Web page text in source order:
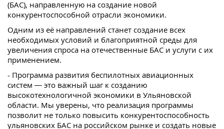
(БАС), направленную на создание новой
конкурентоспособной отрасли экономики.
Одним из её направлений станет создание всех
необходимых условий и благоприятной среды для
увеличения спроса на отечественные БАС и услуги с их
применением.
- Программа развития беспилотных авиационных
систем — это важный шаг к созданию
высокотехнологичной экономики в Ульяновской
области. Мы уверены, что реализация программы
позволит не только повысить конкурентоспособность
ульяновских БАС на российском рынке и создать новые